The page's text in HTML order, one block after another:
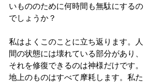
いもののために何時間も無駄にするの
でしょうか？
私はよくこのことに立ち返ります。人
間の状態には壊れている部分があり、
それを修復できるのは神様だけです。
地上のものはすべて摩耗します。私た